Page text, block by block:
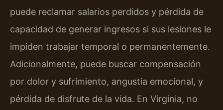
puede reclamar salarios perdidos y pérdida de
capacidad de generar ingresos si sus lesiones le
impiden trabajar temporal o permanentemente.
Adicionalmente, puede buscar compensación
por dolor y sufrimiento, angustia emocional, y
pérdida de disfrute de la vida. En Virginia, no